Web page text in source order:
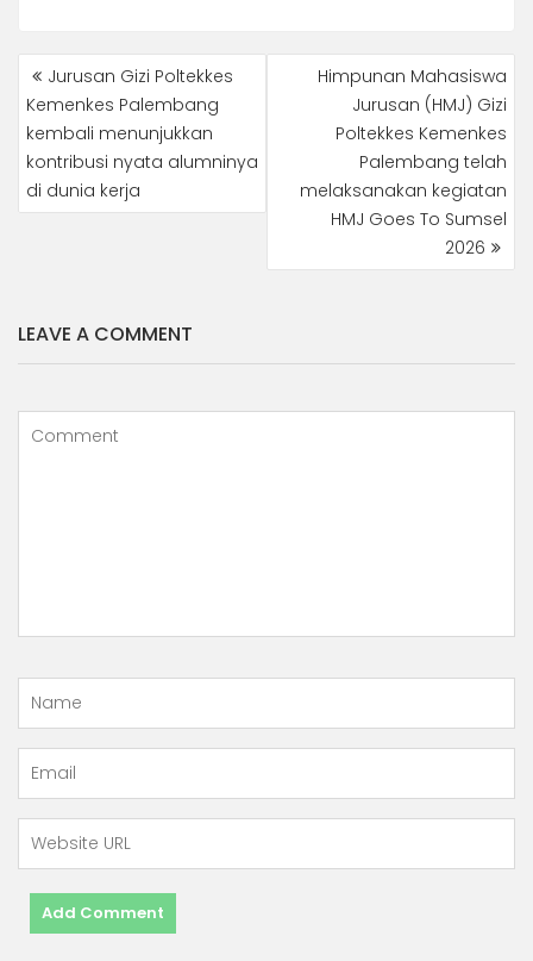
NAVIGASI
POSJurusan Gizi Poltekkes
Kemenkes Palembang
kembali menunjukkan
kontribusi nyata alumninya
di dunia kerja
Himpunan Mahasiswa
Jurusan (HMJ) Gizi
Poltekkes Kemenkes
Palembang telah
melaksanakan kegiatan
HMJ Goes To Sumsel
2026
LEAVE A COMMENT